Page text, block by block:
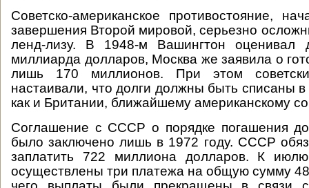
Советско-американское противостояние,
завершения Второй мировой, серьезно
ленд-лизу. В 1948-м Вашингтон
миллиарда долларов, Москва же заявила о
лишь 170 миллионов. При этом
настаивали, что долги должны быть списаны
как и Британии, ближайшему американскому
Соглашение с СССР о порядке погашения
было заключено лишь в 1972 году. СССР
заплатить 722 миллиона долларов. К
осуществлены три платежа на общую сумму